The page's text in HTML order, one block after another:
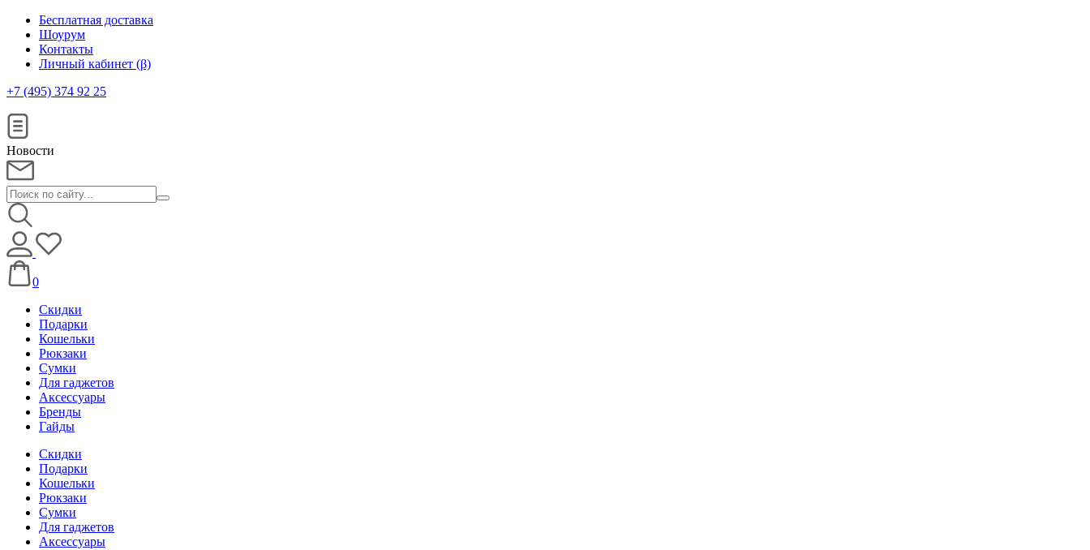
Бесплатная доставка
Шоурум
Контакты
Личный кабинет (β)
+7 (495) 374 92 25
Новости
0
Скидки
Подарки
Кошельки
Рюкзаки
Сумки
Для гаджетов
Аксессуары
Бренды
Гайды
Скидки
Подарки
Кошельки
Рюкзаки
Сумки
Для гаджетов
Аксессуары